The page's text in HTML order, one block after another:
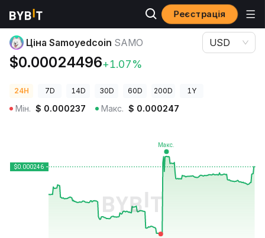
Реєстрація
Ціни криптовалют Ціна Samoyedcoin SAMO
Ціна Samoyedcoin SAMO
$0.00024496+1.07%
USD
24H 7D 14D 30D 60D 200D 1Y
Мін. $ 0.000237 Макс. $ 0.000247